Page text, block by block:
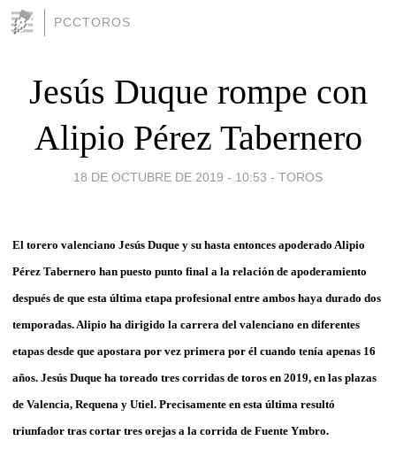
PCCTOROS
Jesús Duque rompe con
Alipio Pérez Tabernero
18 DE OCTUBRE DE 2019 - 10:53 - TOROS
El torero valenciano Jesús Duque y su hasta entonces apoderado Alipio
Pérez Tabernero han puesto punto final a la relación de apoderamiento
después de que esta última etapa profesional entre ambos haya durado dos
temporadas. Alipio ha dirigido la carrera del valenciano en diferentes
etapas desde que apostara por vez primera por él cuando tenía apenas 16
años. Jesús Duque ha toreado tres corridas de toros en 2019, en las plazas
de Valencia, Requena y Utiel. Precisamente en esta última resultó
triunfador tras cortar tres orejas a la corrida de Fuente Ymbro.